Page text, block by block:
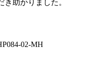
き助かりました。
02-MH